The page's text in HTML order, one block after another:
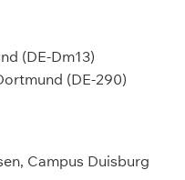
(DE-Dm13)
(DE-290)
Campus Duisburg